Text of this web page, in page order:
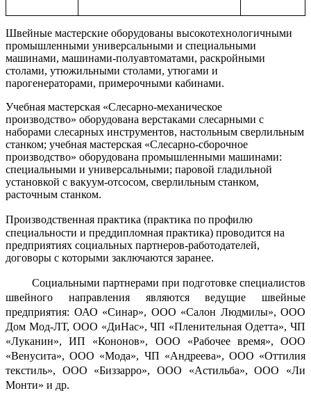
Швейные мастерские оборудованы высокотехнологичными
промышленными универсальными и специальными
машинами, машинами-полуавтоматами, раскройными
столами, утюжильными столами, утюгами и
парогенераторами, примерочными кабинами.
Учебная мастерская «Слесарно-механическое
производство» оборудована верстаками слесарными с
наборами слесарных инструментов, настольным сверлильным
станком; учебная мастерская «Слесарно-сборочное
производство» оборудована промышленными машинами:
специальными и универсальными; паровой гладильной
установкой с вакуум-отсосом, сверлильным станком,
расточным станком.
Производственная практика (практика по профилю
специальности и преддипломная практика) проводится на
предприятиях социальных партнеров-работодателей,
договоры с которыми заключаются заранее.
Социальными партнерами при подготовке специалистов
швейного направления являются ведущие швейные
предприятия: ОАО «Синар», ООО «Салон Людмилы», ООО
Дом Мод-ЛТ, ООО «ДиНас», ЧП «Пленительная Одетта», ЧП
«Луканин», ИП «Кононов», ООО «Рабочее время», ООО
«Венусита», ООО «Мода», ЧП «Андреева», ООО «Оттилия
текстиль», ООО «Биззарро», ООО «Астильба», ООО «Ли
Монти» и др.